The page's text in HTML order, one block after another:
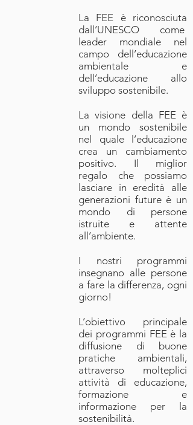
La FEE è riconosciuta
dall’UNESCO come
leader mondiale nel
campo dell’educazione
ambientale e
dell’educazione allo
sviluppo sostenibile.
La visione della FEE è
un mondo sostenibile
nel quale l’educazione
crea un cambiamento
positivo. Il miglior
regalo che possiamo
lasciare in eredità alle
generazioni future è un
mondo di persone
istruite e attente
all’ambiente.
I nostri programmi
insegnano alle persone
a fare la differenza, ogni
giorno!
L’obiettivo principale
dei programmi FEE è la
diffusione di buone
pratiche ambientali,
attraverso molteplici
attività di educazione,
formazione e
informazione per la
sostenibilità.